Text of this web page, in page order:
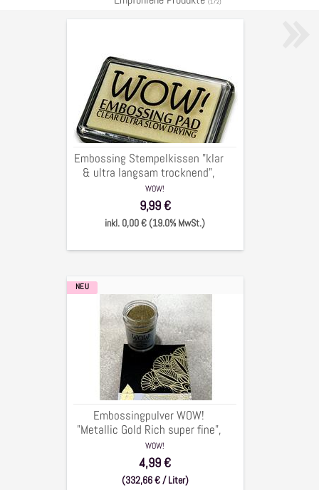
»
ultra
langsam
trocknend",
6,5
x
9,5
Embossing Stempelkissen "klar
& ultra langsam trocknend",
6,5 x 9,5 cm
WOW!
9,99 €
inkl. 0,00 € (19.0% MwSt.)
Embossingpulver
WOW!
"Metallic
15ml
NEU
Embossingpulver WOW!
"Metallic Gold Rich super fine",
15ml
WOW!
4,99 €
(332,66 € / Liter)